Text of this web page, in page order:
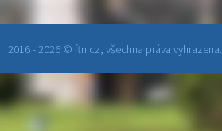
2016 - 2026 © ftn.cz, všechna práva vyhrazena.